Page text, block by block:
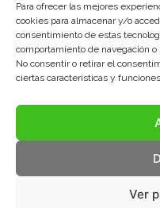
Para ofrecer las mejores
cookies para almacenar y/o
consentimiento de estas
comportamiento de navegación
No consentir o retirar el
ciertas características y
Ver